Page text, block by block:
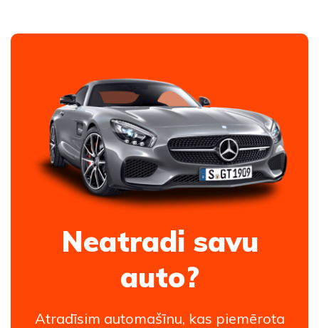
Neatradi savu
auto?
Atradīsim automašīnu, kas piemērota